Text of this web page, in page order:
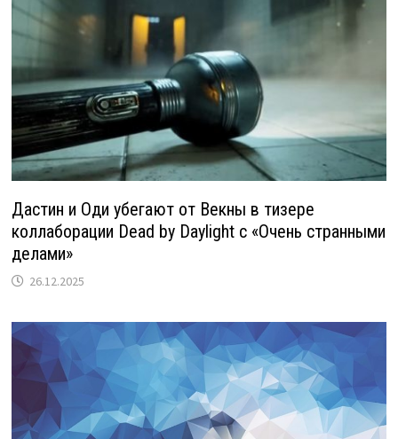
Дастин и Оди убегают от Векны в тизере
коллаборации Dead by Daylight с «Очень странными
делами»
26.12.2025